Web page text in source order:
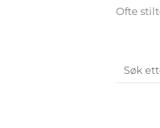
Ofte
etter: